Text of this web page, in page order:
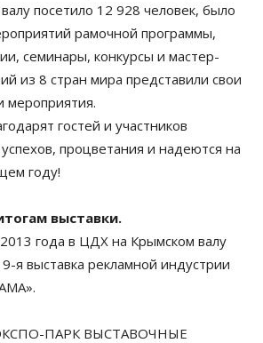
посетило 12 928 человек, было
рамочной программы,
семинары, конкурсы и мастер-
из 8 стран мира представили свои
мероприятия.
гостей и участников
процветания и надеются на
году!
выставки.
года в ЦДХ на Крымском валу
я выставка рекламной индустрии
ПАРК ВЫСТАВОЧНЫЕ